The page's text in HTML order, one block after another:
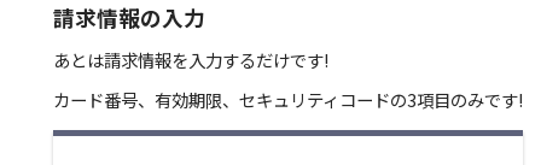
請求情報の入力
あとは請求情報を入力するだけです!
カード番号、有効期限、セキュリティコードの3項目のみです!